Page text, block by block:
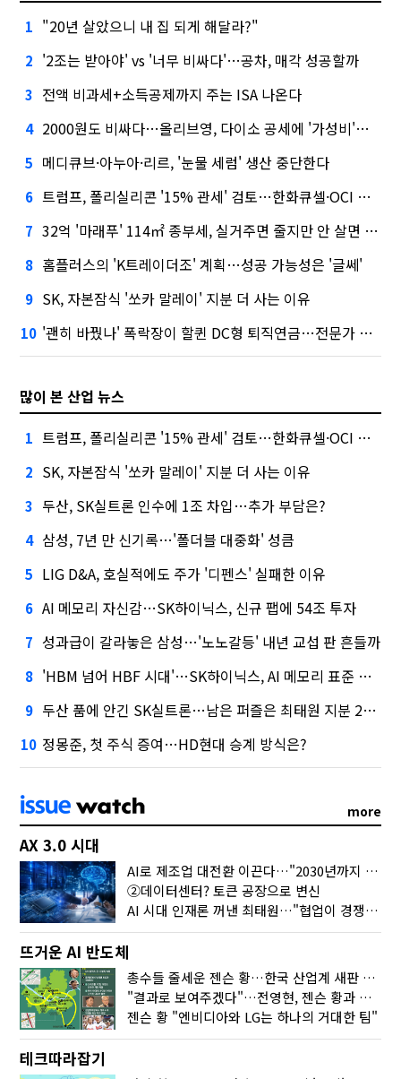
1 "20년 살았으니 내 집 되게 해달라?"
2 '2조는 받아야' vs '너무 비싸다'…공차, 매각 성공할까
3 전액 비과세+소득공제까지 주는 ISA 나온다
4 2000원도 비싸다…올리브영, 다이소 공세에 '가성비'로 맞불
5 메디큐브·아누아·리르, '눈물 세럼' 생산 중단한다
6 트럼프, 폴리실리콘 '15% 관세' 검토…한화큐셀·OCI 영향은?
7 32억 '마래푸' 114㎡ 종부세, 실거주면 줄지만 안 살면 2.5배
8 홈플러스의 'K트레이더조' 계획…성공 가능성은 '글쎄'
9 SK, 자본잠식 '쏘카 말레이' 지분 더 사는 이유
10 '괜히 바꿨나' 폭락장이 할퀸 DC형 퇴직연금…전문가 조언은
많이 본 산업 뉴스
1 트럼프, 폴리실리콘 '15% 관세' 검토…한화큐셀·OCI 영향은?
2 SK, 자본잠식 '쏘카 말레이' 지분 더 사는 이유
3 두산, SK실트론 인수에 1조 차입…추가 부담은?
4 삼성, 7년 만 신기록…'폴더블 대중화' 성큼
5 LIG D&A, 호실적에도 주가 '디펜스' 실패한 이유
6 AI 메모리 자신감…SK하이닉스, 신규 팹에 54조 투자
7 성과급이 갈라놓은 삼성…'노노갈등' 내년 교섭 판 흔들까
8 'HBM 넘어 HBF 시대'…SK하이닉스, AI 메모리 표준 선점 나섰다
9 두산 품에 안긴 SK실트론…남은 퍼즐은 최태원 지분 29.4%
10 정몽준, 첫 주식 증여…HD현대 승계 방식은?
more
AX 3.0 시대
AI로 제조업 대전환 이끈다…"2030년까지 민관합동 20조 투자"
②데이터센터? 토큰 공장으로 변신
AI 시대 인재론 꺼낸 최태원…"협업이 경쟁력"
뜨거운 AI 반도체
총수들 줄세운 젠슨 황…한국 산업계 새판 짰다
"결과로 보여주겠다"…전영현, 젠슨 황과 HBM5 논의
젠슨 황 "엔비디아와 LG는 하나의 거대한 팀"
테크따라잡기